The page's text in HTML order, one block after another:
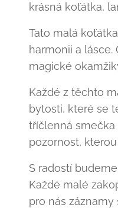
krásná koťátka,
Tato malá
harmonii a lásce.
magické
Každé z těchto
bytosti, které se
tříčlenná smečka
pozornost,
S radostí
Každé malé
pro nás